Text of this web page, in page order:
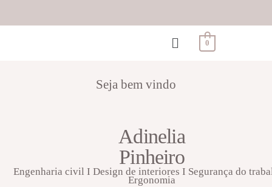
0
Seja bem vindo
Adinelia
Pinheiro
Engenharia civil I Design de interiores I Segurança do
Ergonomia